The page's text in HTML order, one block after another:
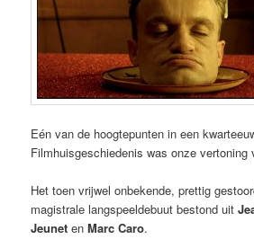
Eén van de hoogtepunten in een
Filmhuisgeschiedenis was onze vertoning
Het toen vrijwel onbekende, prettig
magistrale langspeeldebuut bestond uit
JeunetenMarc Caro.